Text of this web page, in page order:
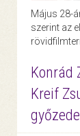
Május 28-
szerint az
Konrád
Kreif